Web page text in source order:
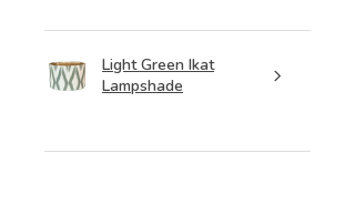
Light Green Ikat
Lampshade